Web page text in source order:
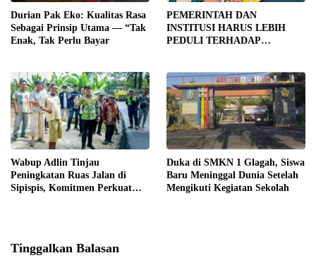
Durian Pak Eko: Kualitas Rasa
Sebagai Prinsip Utama — “Tak
Enak, Tak Perlu Bayar
PEMERINTAH DAN
INSTITUSI HARUS LEBIH
PEDULI TERHADAP
Wabup Adlin Tinjau
Peningkatan Ruas Jalan di
Sipispis, Komitmen Perkuat
Duka di SMKN 1 Glagah, Siswa
Baru Meninggal Dunia Setelah
Mengikuti Kegiatan Sekolah
Tinggalkan Balasan